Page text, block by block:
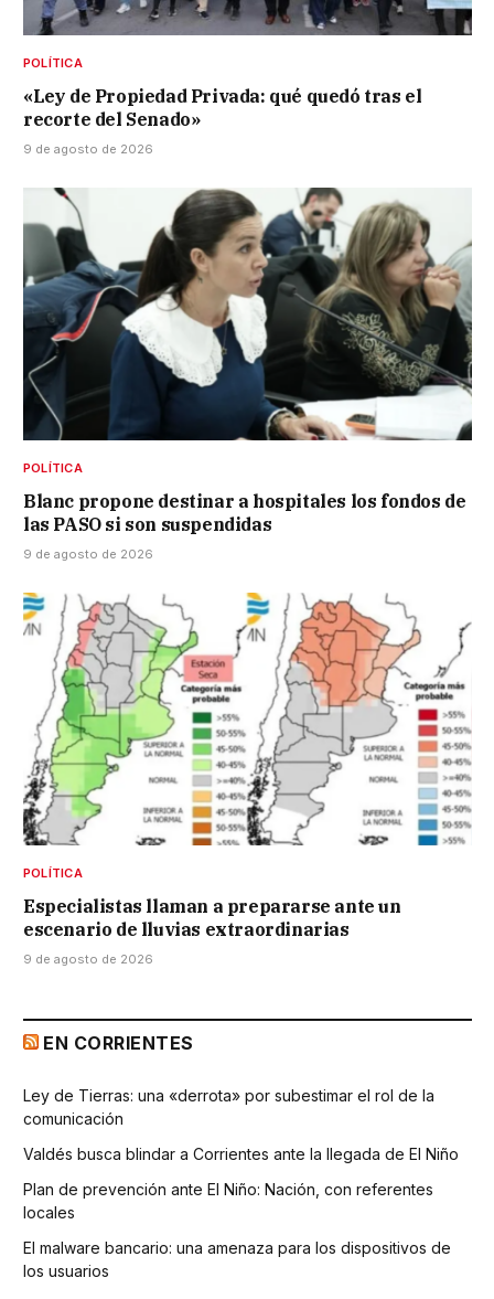
POLÍTICA
«Ley de Propiedad Privada: qué quedó tras el
recorte del Senado»
9 de agosto de 2026
POLÍTICA
Blanc propone destinar a hospitales los fondos de
las PASO si son suspendidas
9 de agosto de 2026
POLÍTICA
Especialistas llaman a prepararse ante un
escenario de lluvias extraordinarias
9 de agosto de 2026
EN CORRIENTES
Ley de Tierras: una «derrota» por subestimar el rol de la
comunicación
Valdés busca blindar a Corrientes ante la llegada de El Niño
Plan de prevención ante El Niño: Nación, con referentes
locales
El malware bancario: una amenaza para los dispositivos de
los usuarios